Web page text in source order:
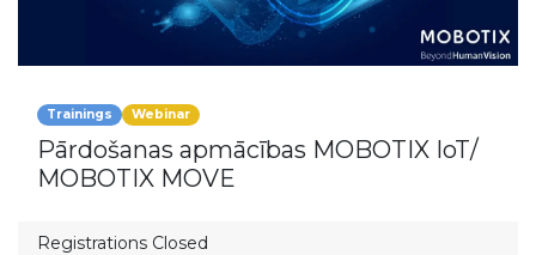
Trainings Webinar
Pārdošanas apmācības MOBOTIX IoT/
MOBOTIX MOVE
Registrations Closed